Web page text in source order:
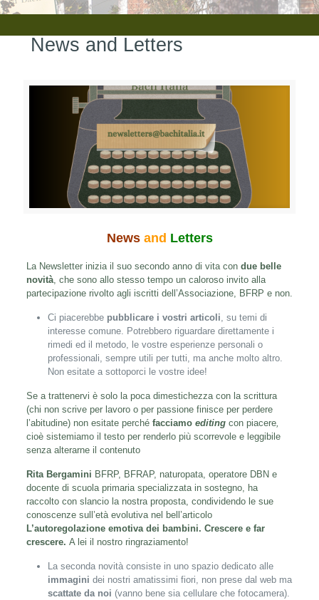
News and Letters
Newsand Letters
La Newsletter inizia il suo secondo anno di vita con due belle
novità, che sono allo stesso tempo un caloroso invito alla
partecipazione rivolto agli iscritti dell’Associazione, BFRP e non.
Ci piacerebbe pubblicare i vostri articoli , su temi di
interesse comune. Potrebbero riguardare direttamente i
rimedi ed il metodo, le vostre esperienze personali o
professionali, sempre utili per tutti, ma anche molto altro.
Non esitate a sottoporci le vostre idee!
Se a trattenervi è solo la poca dimestichezza con la scrittura
(chi non scrive per lavoro o per passione finisce per perdere
l’abitudine) non esitate perché facciamo editingcon piacere,
cioè sistemiamo il testo per renderlo più scorrevole e leggibile
senza alterarne il contenuto
Rita Bergamini BFRP, BFRAP, naturopata, operatore DBN e
docente di scuola primaria specializzata in sostegno, ha
raccolto con slancio la nostra proposta, condividendo le sue
conoscenze sull’età evolutiva nel bell’articolo
L’autoregolazione emotiva dei bambini. Crescere e far
crescere. A lei il nostro ringraziamento!
La seconda novità consiste in uno spazio dedicato alle
immagini dei nostri amatissimi fiori, non prese dal web ma
scattate da noi (vanno bene sia cellulare che fotocamera).